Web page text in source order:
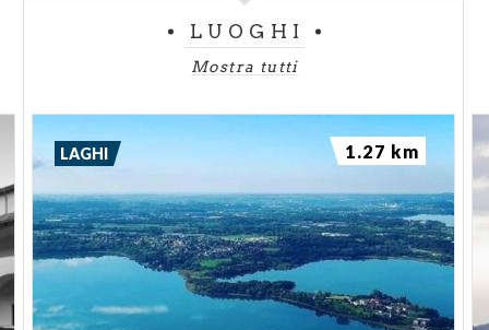
LUOGHI
Mostra tutti
LAGHI 1.27 km